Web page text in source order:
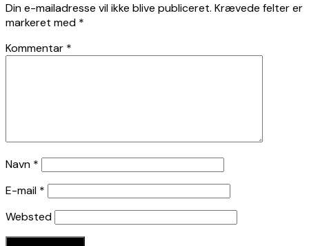
Din e-mailadresse vil ikke blive publiceret. Krævede felter er
markeret med *
Kommentar *
Navn *
E-mail *
Websted